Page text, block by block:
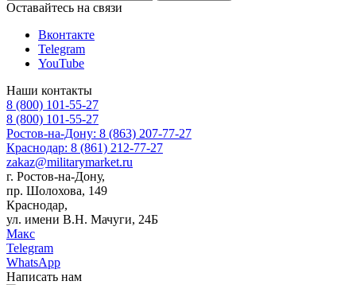
Оставайтесь на связи
Вконтакте
Telegram
YouTube
Наши контакты
8 (800) 101-55-27
8 (800) 101-55-27
Ростов-на-Дону: 8 (863) 207-77-27
Краснодар: 8 (861) 212-77-27
zakaz@militarymarket.ru
г. Ростов-на-Дону,
пр. Шолохова, 149
Краснодар,
ул. имени В.Н. Мачуги, 24Б
Макс
Telegram
WhatsApp
Написать нам